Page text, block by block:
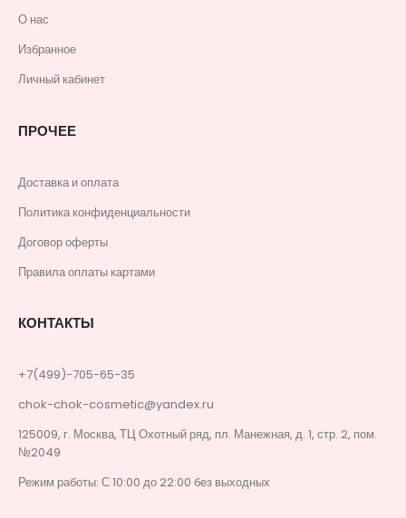
О нас
Избранное
Личный кабинет
ПРОЧЕЕ
Доставка и оплата
Политика конфиденциальности
Договор оферты
Правила оплаты картами
КОНТАКТЫ
+7(499)-705-65-35
chok-chok-cosmetic@yandex.ru
125009, г. Москва, ТЦ Охотный ряд, пл. Манежная, д. 1, стр. 2, пом.
№2049
Режим работы: С 10:00 до 22:00 без выходных